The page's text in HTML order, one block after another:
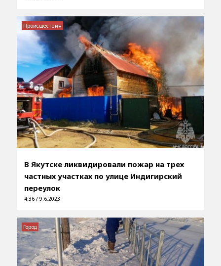
В Якутске ликвидировали пожар на трех
частных участках по улице Индигирский
переулок
4:36 / 9.6.2023
Происшествия
Город